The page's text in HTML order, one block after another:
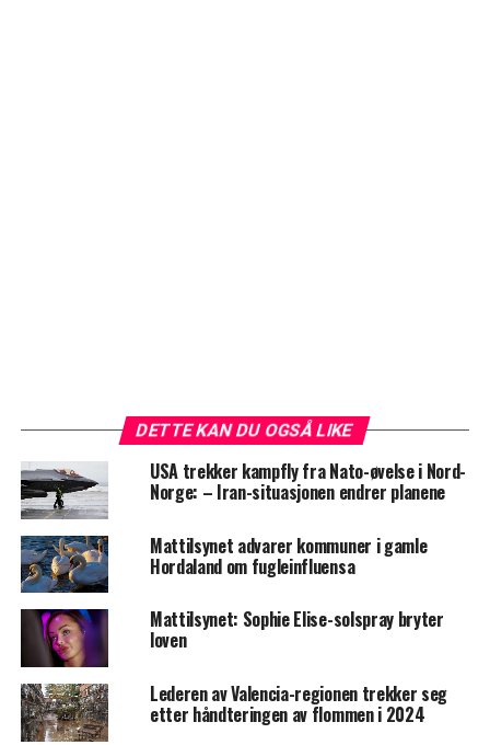
DETTE KAN DU OGSÅ LIKE
USA trekker kampfly fra Nato-øvelse i Nord-
Norge: – Iran-situasjonen endrer planene
Mattilsynet advarer kommuner i gamle
Hordaland om fugleinfluensa
Mattilsynet: Sophie Elise-solspray bryter
loven
Lederen av Valencia-regionen trekker seg
etter håndteringen av flommen i 2024